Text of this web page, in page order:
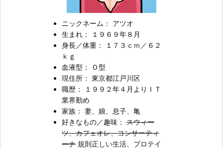
ニックネーム： アツオ
生まれ： １９６９年８月
身長／体重： １７３ｃｍ／６２
ｋｇ
血液型： Ｏ型
現住所： 東京都江戸川区
職歴： １９９２年４月よりＩＴ
業界勤め
家族： 妻、娘、息子、亀
好きなもの／趣味： スウィー
ツ、カフェオレ、コンサーティ
ーナ 規則正しい生活、プロテイ